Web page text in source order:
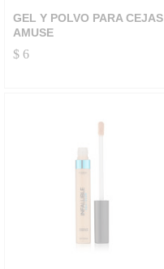
GEL Y POLVO PARA CEJAS
AMUSE
$ 6